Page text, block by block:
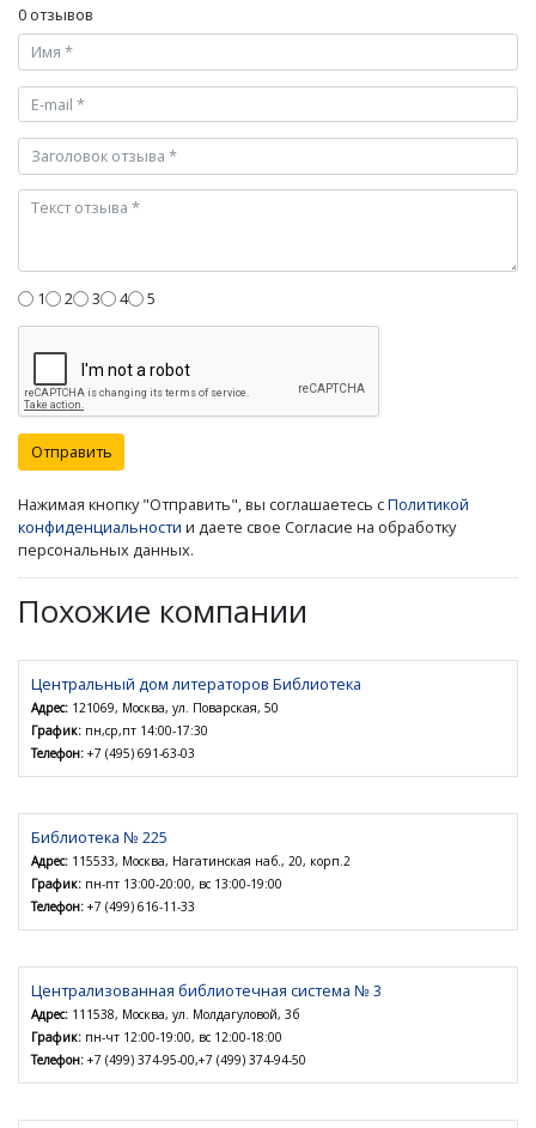
0 отзывов
1 2 3 4 5
Отправить
Нажимая кнопку "Отправить", вы соглашаетесь сПолитикой
конфиденциальности и даете свое Согласие на обработку
персональных данных.
Похожие компании
Центральный дом литераторов Библиотека
Адрес: 121069, Москва, ул. Поварская, 50
График: пн,ср,пт 14:00-17:30
Телефон: +7 (495) 691-63-03
Библиотека № 225
Адрес: 115533, Москва, Нагатинская наб., 20, корп.2
График: пн-пт 13:00-20:00, вс 13:00-19:00
Телефон: +7 (499) 616-11-33
Централизованная библиотечная система № 3
Адрес: 111538, Москва, ул. Молдагуловой, 3б
График: пн-чт 12:00-19:00, вс 12:00-18:00
Телефон: +7 (499) 374-95-00,+7 (499) 374-94-50